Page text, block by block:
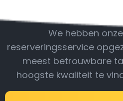
We hebben
reserveringsservice
meest betrouwbare
hoogste kwaliteit te